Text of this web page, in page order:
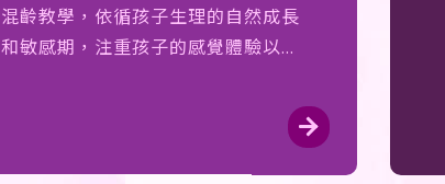
混齡教學，依循孩子生理的自然成長
和敏感期，注重孩子的感覺體驗以發
育、感覺教育、語言發展和數理邏輯